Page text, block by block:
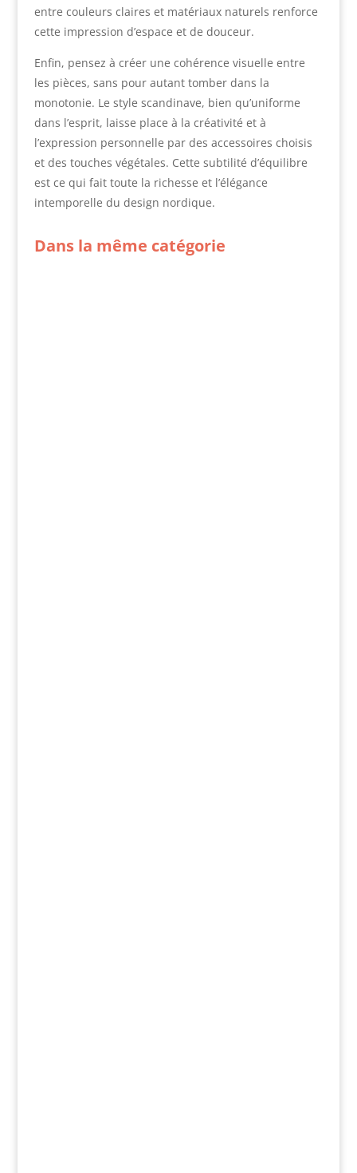
entre couleurs claires et matériaux naturels renforce
cette impression d’espace et de douceur.
Enfin, pensez à créer une cohérence visuelle entre
les pièces, sans pour autant tomber dans la
monotonie. Le style scandinave, bien qu’uniforme
dans l’esprit, laisse place à la créativité et à
l’expression personnelle par des accessoires choisis
et des touches végétales. Cette subtilité d’équilibre
est ce qui fait toute la richesse et l’élégance
intemporelle du design nordique.
Dans la même catégorie